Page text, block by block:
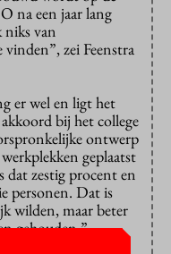
na een jaar lang
van
zei Feenstra
er wel en ligt het
bij het college
ontwerp
geplaatst
dat zestig procent en
personen. Dat is
wilden, maar beter
gehouden.”